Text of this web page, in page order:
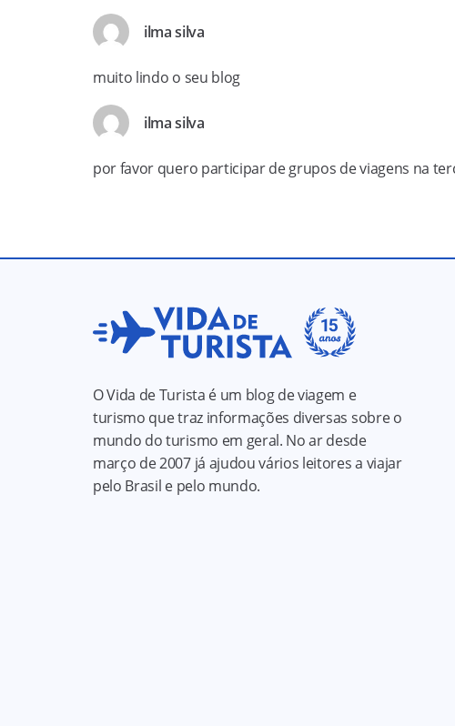
ilma silva
muito lindo o seu blog
ilma silva
por favor quero participar de grupos de viagens na
O Vida de Turista é um blog de viagem e
turismo que traz informações diversas sobre o
mundo do turismo em geral. No ar desde
março de 2007 já ajudou vários leitores a viajar
pelo Brasil e pelo mundo.